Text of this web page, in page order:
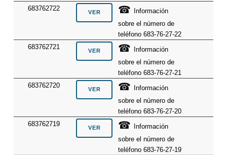
683762722
☎
Información
sobre el número de
teléfono 683-76-27-22
683762721
☎
Información
sobre el número de
teléfono 683-76-27-21
683762720
☎
Información
sobre el número de
teléfono 683-76-27-20
683762719
☎
Información
sobre el número de
teléfono 683-76-27-19